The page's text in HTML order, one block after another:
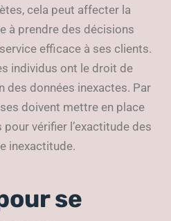
cela peut affecter la
à prendre des décisions
efficace à ses clients.
individus ont le droit de
des données inexactes. Par
doivent mettre en place
vérifier l’exactitude des
inexactitude.
se